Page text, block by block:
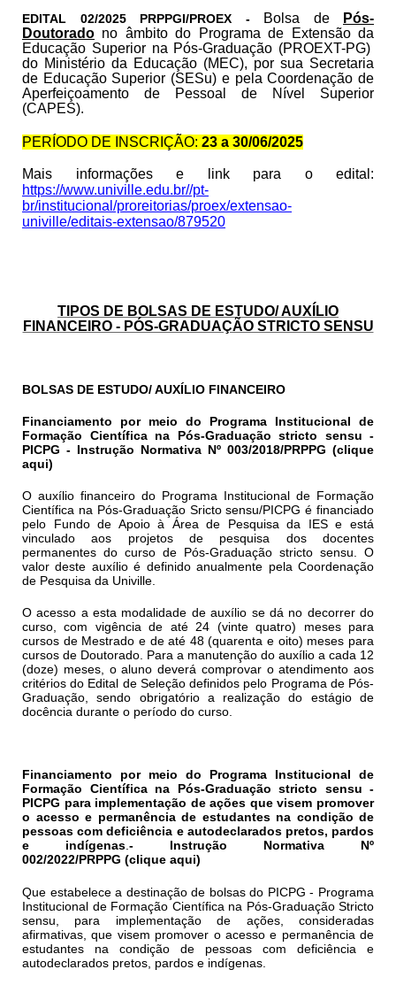
EDITAL 02/2025 PRPPGI/PROEX - Bolsa de
Pós-
Doutorado no âmbito do Programa de Extensão da
Educação Superior na Pós-Graduação (PROEXT-PG)
do Ministério da Educação (MEC), por sua Secretaria
de Educação Superior (SESu) e pela Coordenação de
Aperfeiçoamento de Pessoal de Nível Superior
(CAPES).
PERÍODO DE INSCRIÇÃO: 23 a 30/06/2025
Mais informações e link para o edital:
https://www.univille.edu.br//pt-
br/institucional/proreitorias/proex/extensao-
univille/editais-extensao/879520
TIPOS DE BOLSAS DE ESTUDO/ AUXÍLIO
FINANCEIRO - PÓS-GRADUAÇÃO STRICTO SENSU
BOLSAS DE ESTUDO/ AUXÍLIO FINANCEIRO
Financiamento por meio do Programa Institucional de
Formação Científica na Pós-Graduação stricto sensu -
PICPG - Instrução Normativa Nº 003/2018/PRPPG (clique
aqui)
O auxílio financeiro do Programa Institucional de Formação
Científica na Pós-Graduação Sricto sensu/PICPG é financiado
pelo Fundo de Apoio à Área de Pesquisa da IES e está
vinculado aos projetos de pesquisa dos docentes
permanentes do curso de Pós-Graduação stricto sensu. O
valor deste auxílio é definido anualmente pela Coordenação
de Pesquisa da Univille.
O acesso a esta modalidade de auxílio se dá no decorrer do
curso, com vigência de até 24 (vinte quatro) meses para
cursos de Mestrado e de até 48 (quarenta e oito) meses para
cursos de Doutorado. Para a manutenção do auxílio a cada 12
(doze) meses, o aluno deverá comprovar o atendimento aos
critérios do Edital de Seleção definidos pelo Programa de Pós-
Graduação, sendo obrigatório a realização do estágio de
docência durante o período do curso.
Financiamento por meio do Programa Institucional de
Formação Científica na Pós-Graduação stricto sensu -
PICPG para implementação deações que visem promover
o acesso e permanência de estudantes na condição de
pessoas com deficiência e autodeclarados pretos, pardos
e indígenas.- Instrução Normativa Nº
002/2022/PRPPG (clique aqui)
Que estabelece a destinação de bolsas do PICPG - Programa
Institucional de Formação Científica na Pós-Graduação Stricto
sensu, para implementação de ações, consideradas
afirmativas, que visem promover o acesso e permanência de
estudantes na condição de pessoas com deficiência e
autodeclarados pretos, pardos e indígenas.